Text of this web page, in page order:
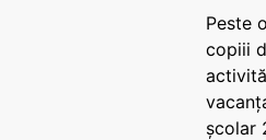
Peste
copiii
școlar